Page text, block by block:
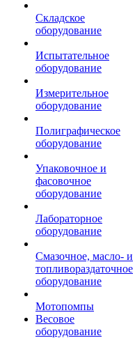
Складское
оборудование
Испытательное
оборудование
Измерительное
оборудование
Полиграфическое
оборудование
Упаковочное и
фасовочное
оборудование
Лабораторное
оборудование
Смазочное, масло- и
топливораздаточное
оборудование
Мотопомпы
Весовое
оборудование